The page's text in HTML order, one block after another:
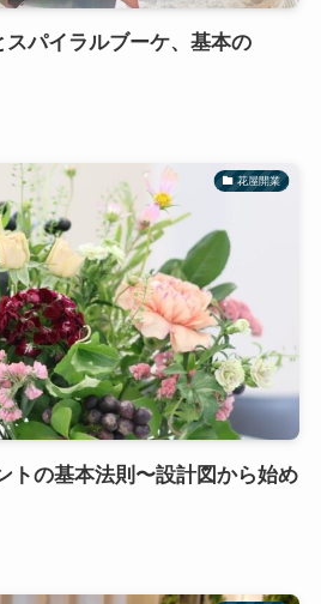
パイラルブーケ、基本の
花屋開業
トの基本法則〜設計図から始め